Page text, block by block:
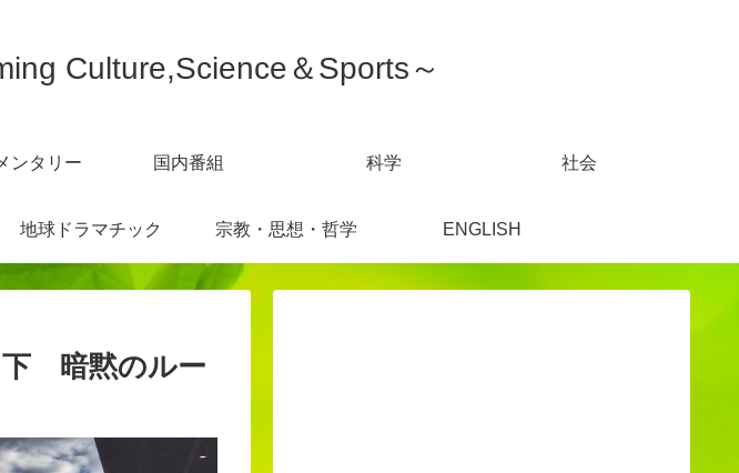
Culture,Science＆Sports～
ンタリー 国内番組 科学 社会
地球ドラマチック 宗教・思想・哲学 ENGLISH
下 暗黙のルー